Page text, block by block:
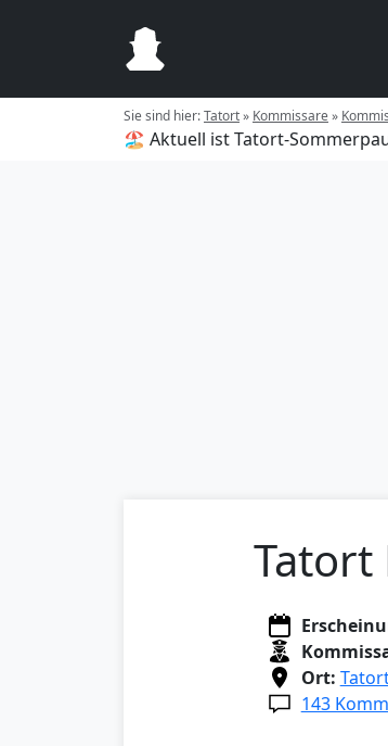
Sie sind hier:Tatort» Kommissare»
🏖️ Aktuell ist Tatort-
Tatort
Ort:
143